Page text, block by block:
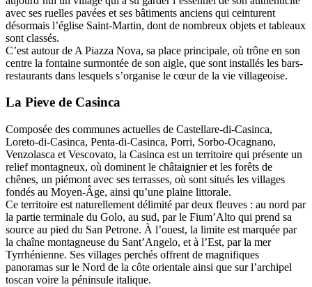
avec ses ruelles pavées et ses bâtiments anciens qui ceinturent
désormais l’église Saint-Martin, dont de nombreux objets et tableaux
sont classés.
C’est autour de A Piazza Nova, sa place principale, où trône en son
centre la fontaine surmontée de son aigle, que sont installés les bars-
restaurants dans lesquels s’organise le cœur de la vie villageoise.
La Pieve de Casinca
Composée des communes actuelles de Castellare-di-Casinca,
Loreto-di-Casinca, Penta-di-Casinca, Porri, Sorbo-Ocagnano,
Venzolasca et Vescovato, la Casinca est un territoire qui présente un
relief montagneux, où dominent le châtaignier et les forêts de
chênes, un piémont avec ses terrasses, où sont situés les villages
fondés au Moyen-Âge, ainsi qu’une plaine littorale.
Ce territoire est naturellement délimité par deux fleuves : au nord par
la partie terminale du Golo, au sud, par le Fium’Alto qui prend sa
source au pied du San Petrone. À l’ouest, la limite est marquée par
la chaîne montagneuse du Sant’Angelo, et à l’Est, par la mer
Tyrrhénienne. Ses villages perchés offrent de magnifiques
panoramas sur le Nord de la côte orientale ainsi que sur l’archipel
toscan voire la péninsule italique.